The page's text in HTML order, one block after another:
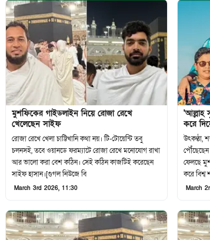
মুশফিকের গাইডলাইন নিয়ে রোজা রেখে
খেলেছেন সাইফ
রোজা রেখে খেলা চাট্টিখানি কথা নয়। টি-টোয়েন্টি তবু
চলনসই, তবে ওয়ানডে ফরম্যাটে রোজা রেখে মনোযোগ রাখা
আর ভালো করা বেশ কঠিন। সেই কঠিন কাজটিই করেছেন
সাইফ হাসান।[গুগল নিউজে বি
March 3rd 2026, 11:30
'আল্লাহ
করে
উৎকণ্ঠা, শঙ্কা, সংশয়ের অবসান।
পৌঁছেছেন
ফেলছে
করে বিশ্ব
March